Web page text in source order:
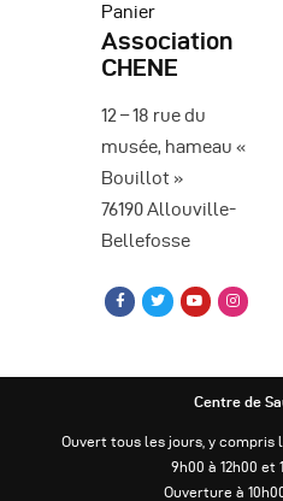
Panier
Association
CHENE
12 – 18 rue du
musée, hameau «
Bouillot »
76190 Allouville-
Bellefosse
Centre de
Ouvert tous les jours, y compris
9h00 à 12h00 et
Ouverture à